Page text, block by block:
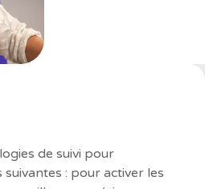
de suivi pour
: pour activer les